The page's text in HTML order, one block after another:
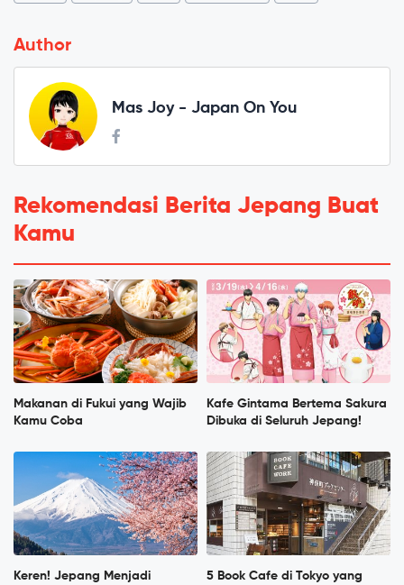
Author
Mas Joy - Japan On You
Rekomendasi Berita Jepang Buat
Kamu
Makanan di Fukui yang Wajib
Kamu Coba
Kafe Gintama Bertema Sakura
Dibuka di Seluruh Jepang!
Keren! Jepang Menjadi
5 Book Cafe di Tokyo yang